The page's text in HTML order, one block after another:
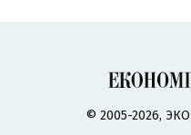
© 2005-2026,